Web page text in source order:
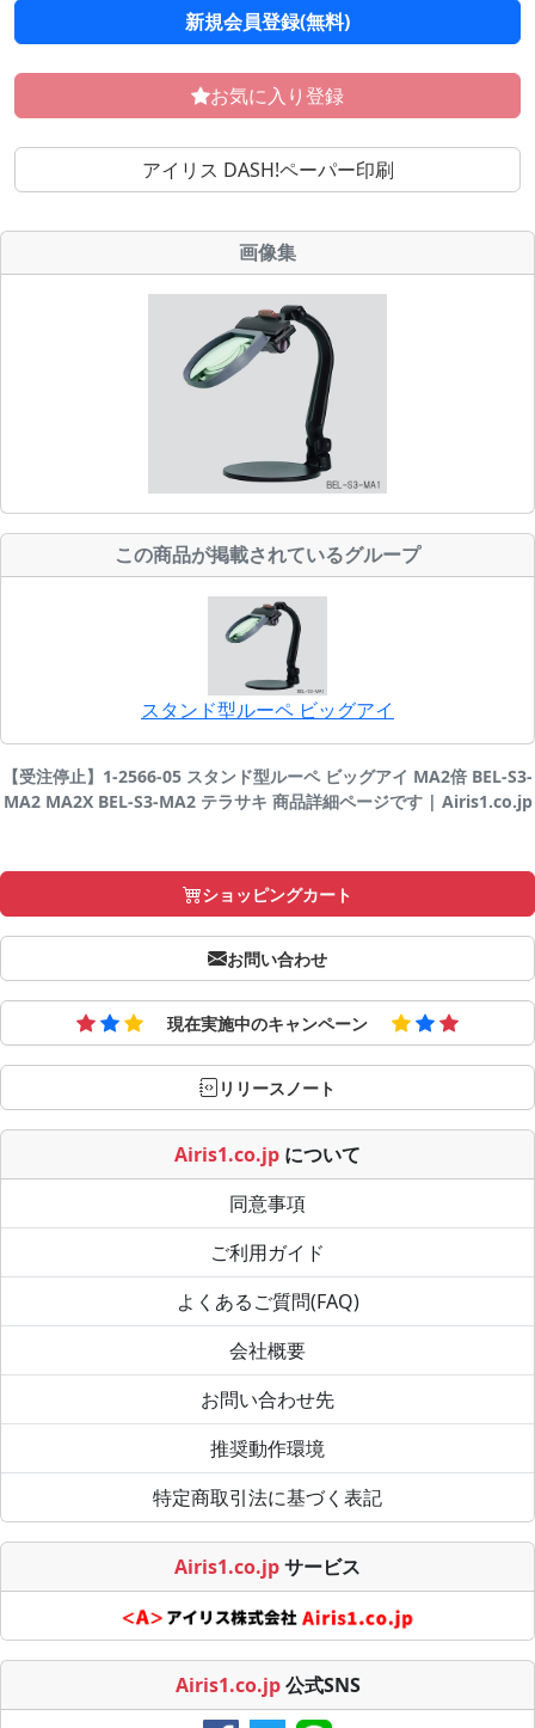
新規会員登録(無料)
お気に入り登録
アイリス DASH!ペーパー印刷
画像集
この商品が掲載されているグループ
スタンド型ルーペ ビッグアイ
【受注停止】1-2566-05 スタンド型ルーペ ビッグアイ MA2倍 BEL-S3-
MA2 MA2X BEL-S3-MA2 テラサキ 商品詳細ページです | Airis1.co.jp
ショッピングカート
お問い合わせ
現在実施中のキャンペーン
リリースノート
Airis1.co.jp について
同意事項
ご利用ガイド
よくあるご質問(FAQ)
会社概要
お問い合わせ先
推奨動作環境
特定商取引法に基づく表記
Airis1.co.jpサービス
Airis1.co.jp 公式SNS